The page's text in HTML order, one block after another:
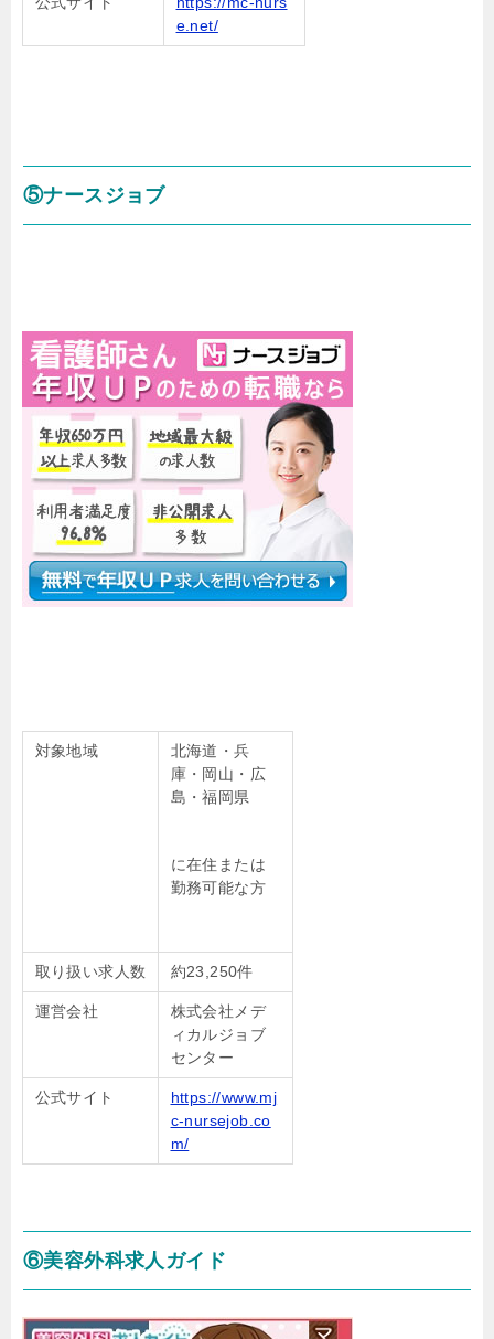
e.net/
⑤ナースジョブ
対象地域
北海道・兵
庫・岡山・広
島・福岡県
に在住または
勤務可能な方
取り扱い求人数 約23,250件
運営会社
株式会社メデ
ィカルジョブ
センター
公式サイト
https://www.mj
c-nursejob.co
m/
⑥美容外科求人ガイド